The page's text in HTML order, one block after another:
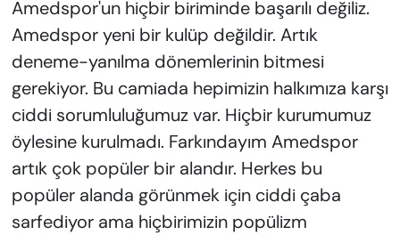
Amedspor'un hiçbir biriminde başarılı değiliz.
Amedspor yeni bir kulüp değildir. Artık
deneme-yanılma dönemlerinin bitmesi
gerekiyor. Bu camiada hepimizin halkımıza karşı
ciddi sorumluluğumuz var. Hiçbir kurumumuz
öylesine kurulmadı. Farkındayım Amedspor
artık çok popüler bir alandır. Herkes bu
popüler alanda görünmek için ciddi çaba
sarfediyor ama hiçbirimizin popülizm